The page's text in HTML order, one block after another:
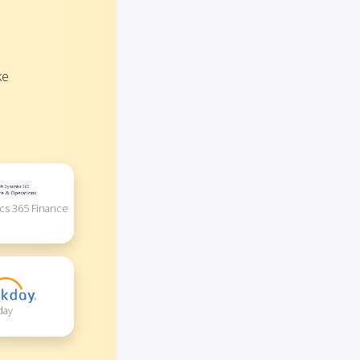
365 Finance